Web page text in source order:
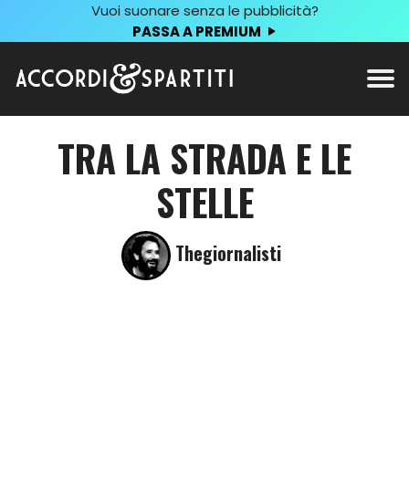
Vuoi suonare senza le pubblicità?
PASSA A PREMIUM
TRA LA STRADA E LE
STELLE
Thegiornalisti